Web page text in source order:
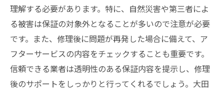
理解する必要があります。特に、自然災害や第三者によ
る被害は保証の対象外となることが多いので注意が必要
です。また、修理後に問題が再発した場合に備えて、ア
フターサービスの内容をチェックすることも重要です。
信頼できる業者は透明性のある保証内容を提示し、修理
後のサポートをしっかりと行ってくれるでしょう。大田